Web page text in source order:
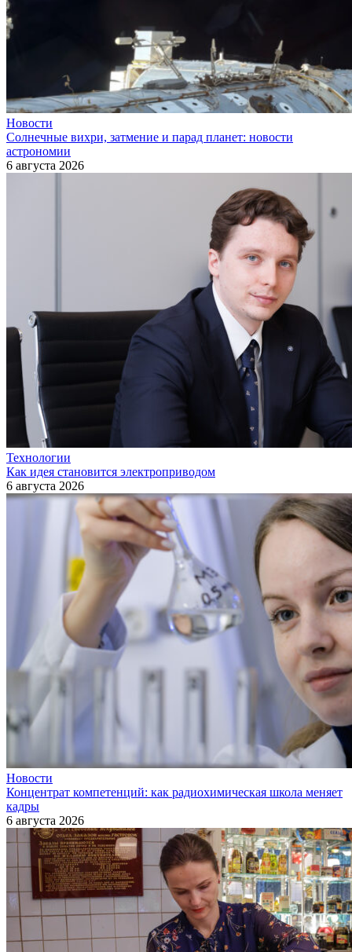
Новости
Солнечные вихри, затмение и парад планет: новости
астрономии
6 августа 2026
Технологии
Как идея становится электроприводом
6 августа 2026
Новости
Концентрат компетенций: как радиохимическая школа меняет
кадры
6 августа 2026